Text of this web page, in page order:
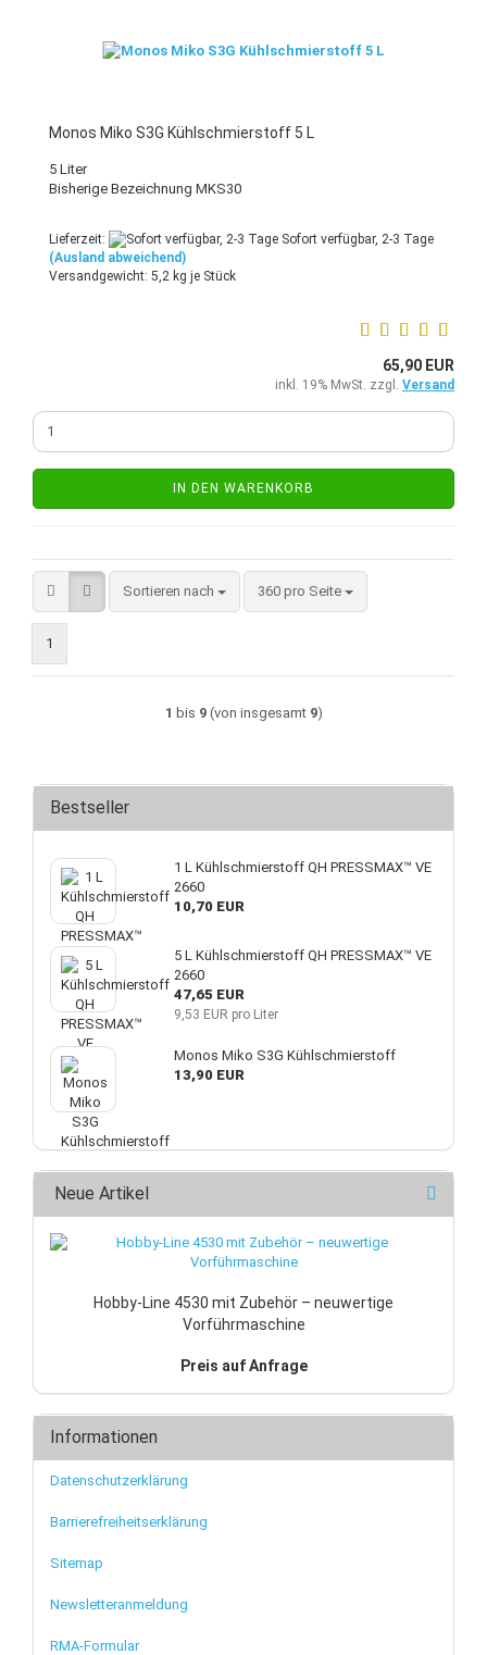
Monos Miko S3G Kühlschmierstoff 5 L
5 Liter
Bisherige Bezeichnung MKS30
Lieferzeit:
Sofort verfügbar, 2-3 Tage
(Ausland abweichend)
Versandgewicht: 5,2 kg je Stück
65,90 EUR
inkl. 19% MwSt. zzgl. Versand
IN DEN WARENKORB
Sortieren nach
Sortieren nach 360 pro Seite
pro Seite
1
1 bis 9(von insgesamt 9)
Bestseller
1 L Kühlschmierstoff QH PRESSMAX™ VE
2660
10,70 EUR
5 L Kühlschmierstoff QH PRESSMAX™ VE
2660
47,65 EUR
9,53 EUR pro Liter
Monos Miko S3G Kühlschmierstoff
13,90 EUR
Neue Artikel
Hobby-Line 4530 mit Zubehör – neuwertige
Vorführmaschine
Preis auf Anfrage
Informationen
Datenschutzerklärung
Barrierefreiheitserklärung
Sitemap
Newsletteranmeldung
RMA-Formular